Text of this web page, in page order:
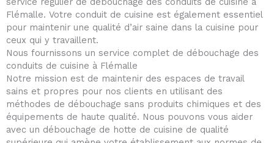
Flémalle. Votre conduit de cuisine est également essentiel
pour maintenir une qualité d’air saine dans la cuisine pour
ceux qui y travaillent.
Nous fournissons un service complet de débouchage des
conduits de cuisine à Flémalle
Notre mission est de maintenir des espaces de travail
sains et propres pour nos clients en utilisant des
méthodes de débouchage sans produits chimiques et des
équipements de haute qualité. Nous pouvons vous aider
avec un débouchage de hotte de cuisine de qualité